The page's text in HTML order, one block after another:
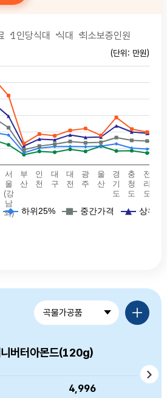
1인당식대 식대 최소보증인원
(단위: 만원)
곡물가공품
버터아몬드(120g)
4,996
볶음땅콩(300g)
6,146
설 소면(900g)
3,309
국수 소면(900g)
4,286
향만두(900g)
8,940